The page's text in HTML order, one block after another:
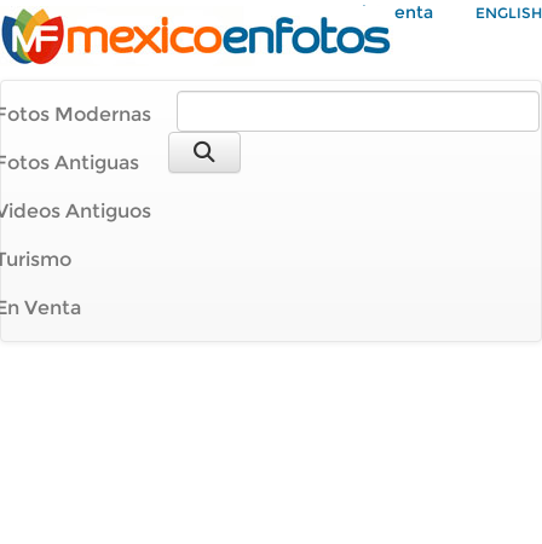
Mi Cuenta ENGLISH
Modernas
Antiguas
Antiguos
Venta